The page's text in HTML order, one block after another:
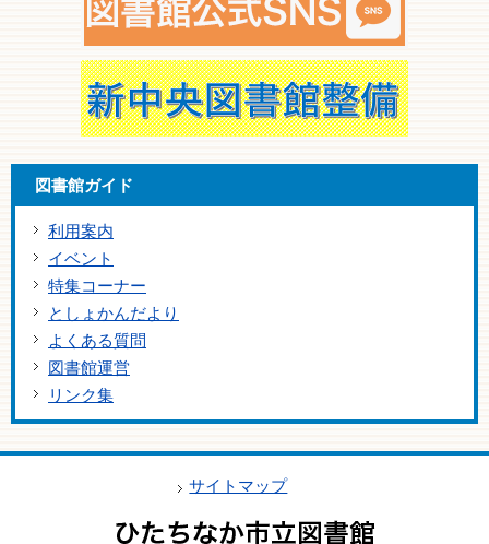
図書館ガイド
利用案内
イベント
特集コーナー
としょかんだより
よくある質問
図書館運営
リンク集
サイトマップ